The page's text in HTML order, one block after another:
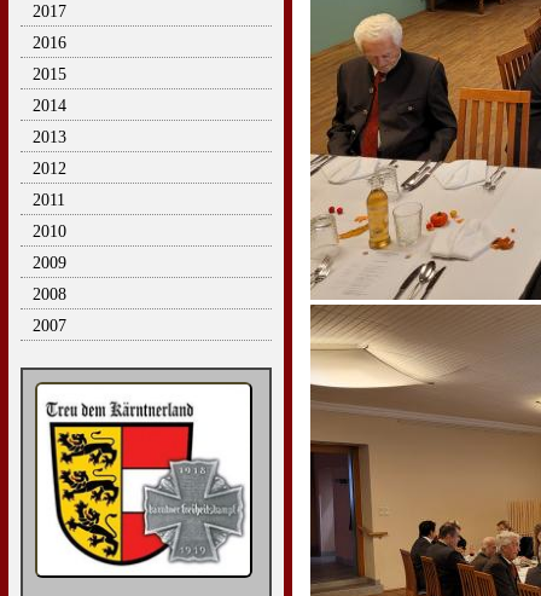
2017
2016
2015
2014
2013
2012
2011
2010
2009
2008
2007